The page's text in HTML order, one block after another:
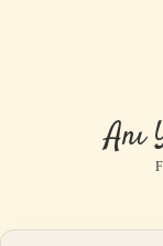
Anı